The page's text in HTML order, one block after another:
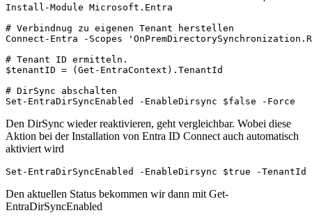
Install-Module Microsoft.Entra
# Verbindnug zu eigenen Tenant herstellen
Connect-Entra -Scopes
# Tenant ID ermitteln.
$tenantID = (Get-EntraContext).TenantId
# DirSync abschalten
Set-EntraDirSyncEnabled -EnableDirsync $false -Force
Den DirSync wieder reaktivieren, geht vergleichbar. Wobei diese
Aktion bei der Installation von Entra ID Connect auch automatisch
aktiviert wird
Set-EntraDirSyncEnabled -EnableDirsync $true -
Den aktuellen Status bekommen wir dann mit Get-
EntraDirSyncEnabled